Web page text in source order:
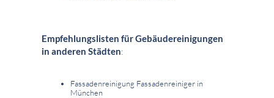
Empfehlungslisten für Gebäudereinigungen
in anderen Städten:
Fassadenreinigung Fassadenreiniger in
München